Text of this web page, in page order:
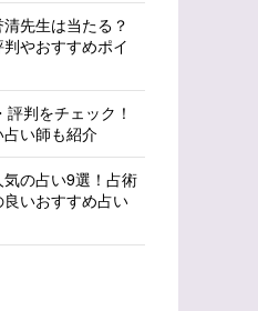
先生は当たる？
やおすすめポイ
判をチェック！
い師も紹介
の占い9選！占術
いおすすめ占い